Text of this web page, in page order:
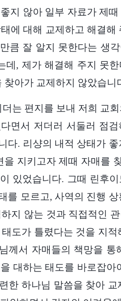
지 않아 일부 자료가 제
에 대해 교제하고 해결
큼 잘 알지 못한다는 생
데, 제가 해결해 주지 못
찾아가 교제하지 않았습니
는 편지를 보내 저희 교
면서 저더러 서둘러 점
다. 리샹의 내적 상태가
지키고자 제때 자매를
있었습니다. 그때 린후
를 모르고, 사역의 진행
지 않는 것과 직접적인
도가 틀렸다는 것을 지
께서 자매들의 책망을 통
대하는 태도를 바로잡아
한 하나님 말씀을 찾아